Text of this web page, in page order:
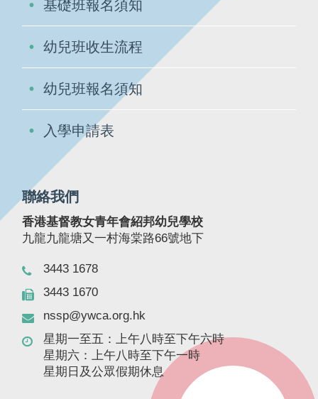
基礎班報名須知
幼兒班收生流程
幼兒班報名須知
入學申請表
聯絡我們
香港基督教女青年會紹邦幼兒學校
九龍九龍塘又一村海棠路66號地下
3443 1678
3443 1670
nssp@ywca.org.hk
星期一至五：上午八時至下午六時
星期六：上午八時至下午一時
星期日及公眾假期休息